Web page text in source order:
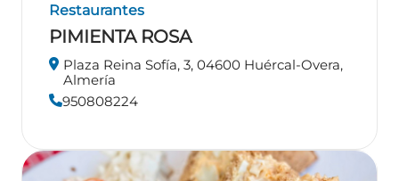
Restaurantes
PIMIENTA ROSA
Plaza Reina Sofía, 3, 04600 Huércal-Overa,
Almería
950808224